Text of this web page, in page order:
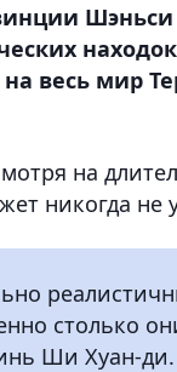
весь мир
на
никогда не
столько
Ши Хуан-ди.